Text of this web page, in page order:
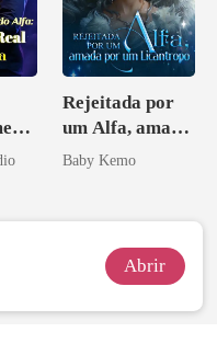
Rejeitada por
um Alfa, amada
por um
Baby Kemo
Abrir